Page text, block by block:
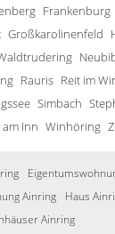
Frankenburg
Großkarolinenfeld
Rauris Reit im
Simbach
Inn Winhöring
Ainring Haus
Ainring